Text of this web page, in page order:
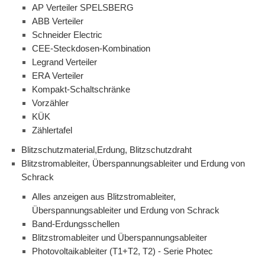
AP Verteiler SPELSBERG
ABB Verteiler
Schneider Electric
CEE-Steckdosen-Kombination
Legrand Verteiler
ERA Verteiler
Kompakt-Schaltschränke
Vorzähler
KÜK
Zählertafel
Blitzschutzmaterial,Erdung, Blitzschutzdraht
Blitzstromableiter, Überspannungsableiter und Erdung von
Schrack
Alles anzeigen aus Blitzstromableiter,
Überspannungsableiter und Erdung von Schrack
Band-Erdungsschellen
Blitzstromableiter und Überspannungsableiter
Photovoltaikableiter (T1+T2, T2) - Serie Photec